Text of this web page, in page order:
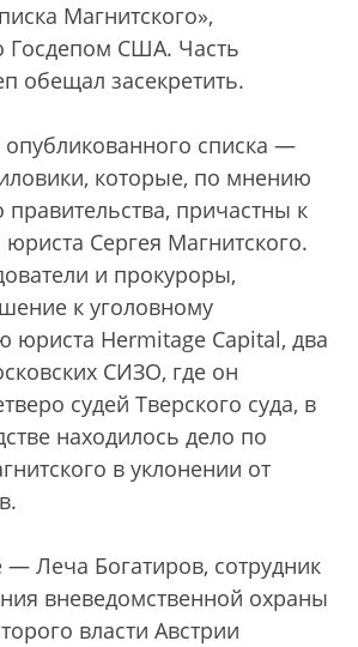
Магнитского»,
Госдепом США. Часть
обещал засекретить.
списка —
которые, по мнению
правительства, причастны к
Сергея Магнитского.
и прокуроры,
к уголовному
юриста Hermitage Capital, два
СИЗО, где он
судей Тверского суда, в
находилось дело по
в уклонении от
— Леча Богатиров, сотрудник
вневедомственной охраны
власти Австрии